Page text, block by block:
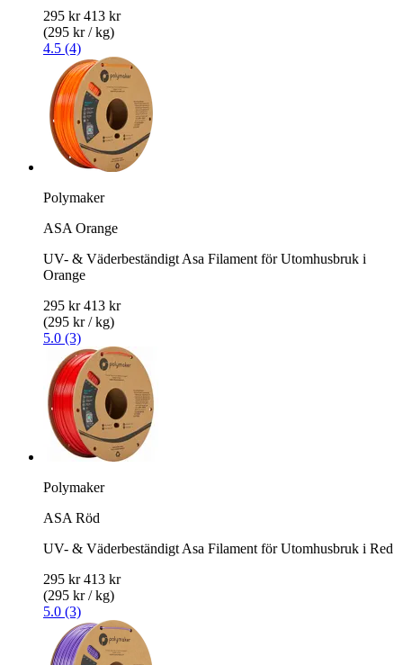
295 kr 413 kr
(295 kr / kg)
4.5 (4)
Polymaker
ASA Orange
UV- & Väderbeständigt Asa Filament för Utomhusbruk i
Orange
295 kr 413 kr
(295 kr / kg)
5.0 (3)
Polymaker
ASA Röd
UV- & Väderbeständigt Asa Filament för Utomhusbruk i Red
295 kr 413 kr
(295 kr / kg)
5.0 (3)